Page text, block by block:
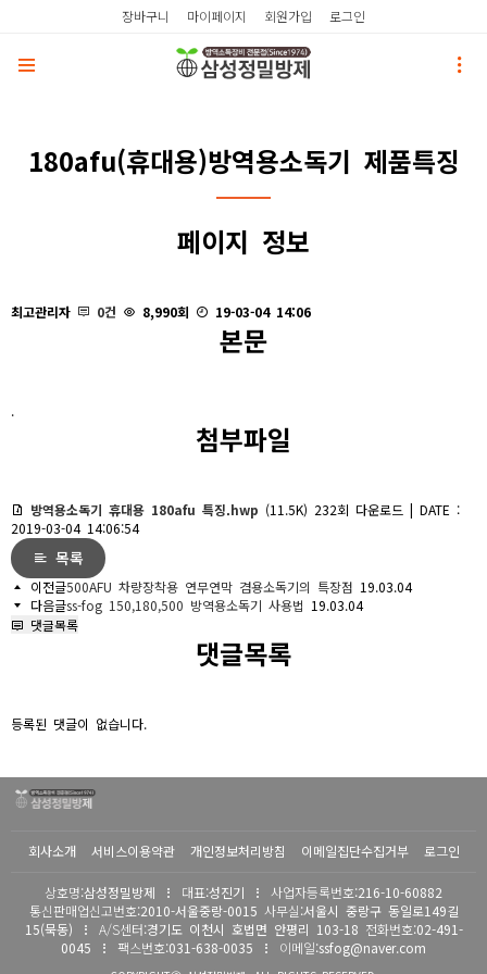
장바구니 마이페이지 회원가입 로그인
180afu(휴대용)방역용소독기 제품특징
페이지 정보
최고관리자 0건 8,990회 19-03-04 14:06
본문
첨부파일
방역용소독기 휴대용 180afu 특징.hwp (11.5K) 232회 다운로드 | DATE :
2019-03-04 14:06:54
목록
이전글500AFU 차량장착용 연무연막 겸용소독기의 특장점
19.03.04
다음글ss-fog 150,180,500 방역용소독기 사용법
19.03.04
댓글목록
댓글목록
등록된 댓글이 없습니다.
회사소개 서비스이용약관 개인정보처리방침 이메일집단수집거부 로그인
상호명:삼성정밀방제 대표:성진기 사업자등록번호:216-10-60882
통신판매업신고번호:2010-서울중랑-0015 사무실 :서울시 중랑구 동일로149길
15(묵동)
A/S센터 :경기도 이천시 호법면 안평리 103-18 전화번호:02-491-
0045
팩스번호:031-638-0035 이메일:ssfog@naver.com